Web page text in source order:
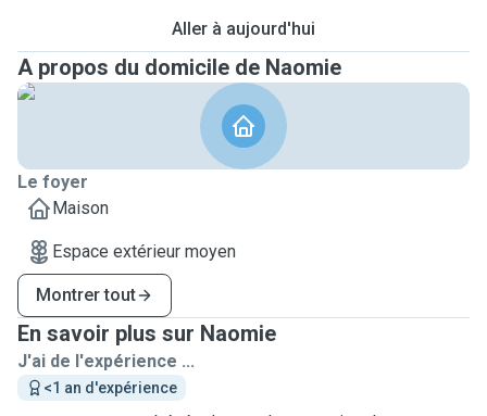
Aller à aujourd'hui
A propos du domicile de Naomie
Le foyer
Maison
Espace extérieur moyen
Montrer tout
En savoir plus sur Naomie
J'ai de l'expérience ...
<1 an d'expérience